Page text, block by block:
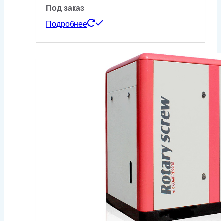
Под заказ
Подробнее